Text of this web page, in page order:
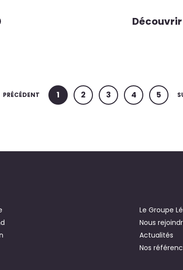
Découvrir
PRÉCÉDENT 1 2 3 4 5
Le Groupe
Nous
Actualités
Nos